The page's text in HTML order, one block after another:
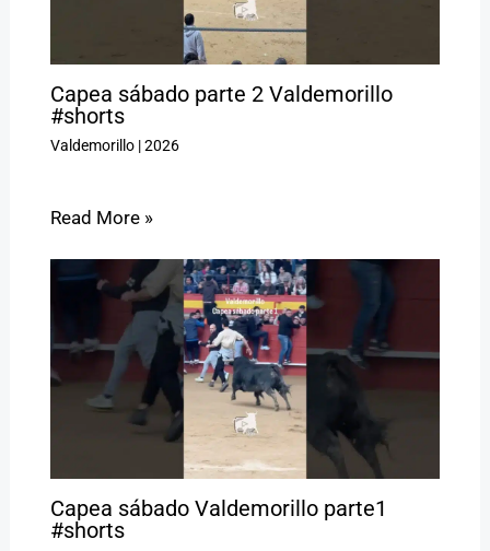
Capea sábado parte 2 Valdemorillo
#shorts
Valdemorillo|2026
Read More »
Capea sábado Valdemorillo parte1
#shorts